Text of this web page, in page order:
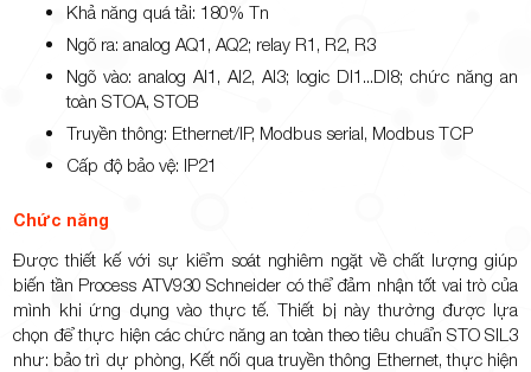
Khả năng quá tải: 180% Tn
Ngõ ra: analog AQ1, AQ2; relay R1, R2, R3
Ngõ vào: analog AI1, AI2, AI3; logic DI1...DI8; chức năng an
toàn STOA, STOB
Truyền thông: Ethernet/IP, Modbus serial, Modbus TCP
Cấp độ bảo vệ: IP21
Chức năng
Được thiết kế với sự kiểm soát nghiêm ngặt về chất lượng giúp
biến tần Process ATV930 Schneider có thể đảm nhận tốt vai trò của
mình khi ứng dụng vào thực tế. Thiết bị này thường được lựa
chọn để thực hiện các chức năng an toàn theo tiêu chuẩn STO SIL3
như: bảo trì dự phòng, Kết nối qua truyền thông Ethernet, thực hiện